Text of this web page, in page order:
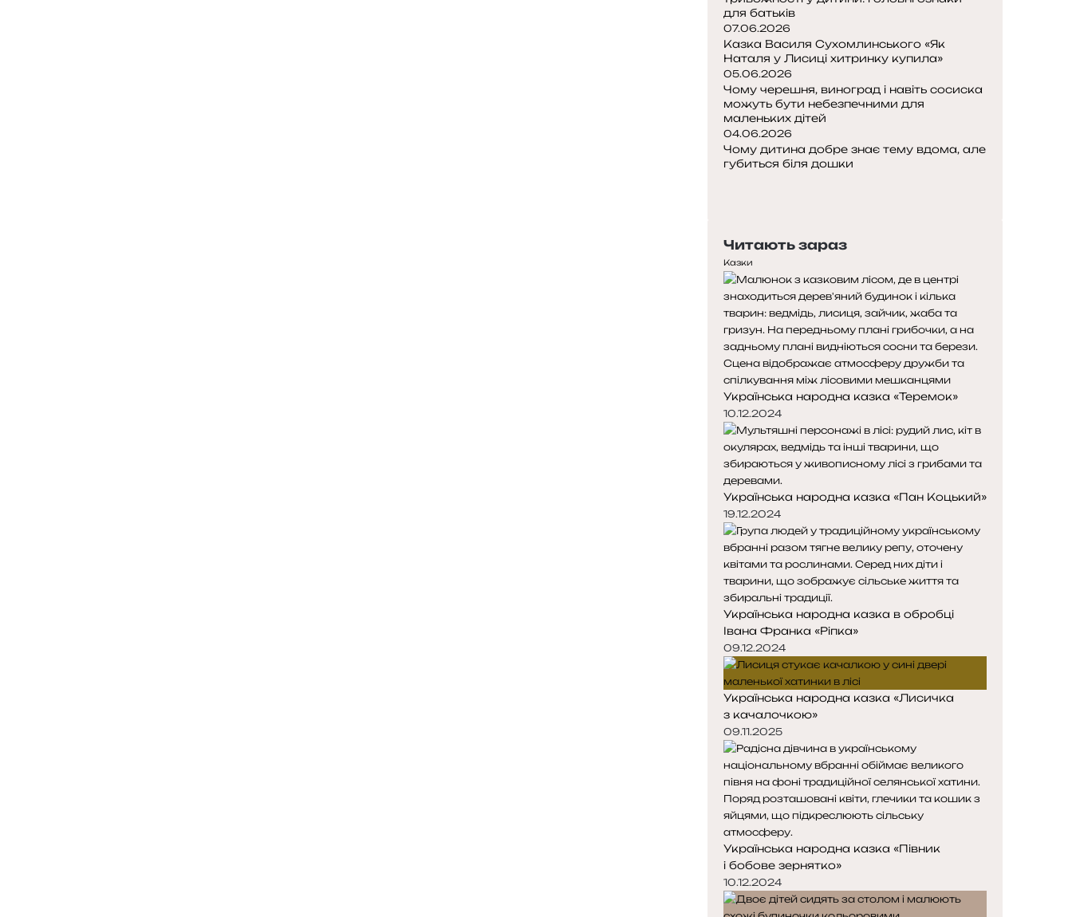
для батьків
07.06.2026
Казка Василя Сухомлинського «Як
Наталя у Лисиці хитринку купила»
05.06.2026
Чому черешня, виноград і навіть сосиска
можуть бути небезпечними для
маленьких дітей
04.06.2026
Чому дитина добре знає тему вдома, але
губиться біля дошки
р
е
д
н
я
с
т
о
р
і
н
к
а
т
у
п
н
а
с
т
о
р
і
н
к
а
Читають зараз
Казки
Українська народна казка «Теремок»
10.12.2024
Українська народна казка «Пан Коцький»
19.12.2024
Українська народна казка в обробці
Івана Франка «Ріпка»
09.12.2024
Українська народна казка «Лисичка
з качалочкою»
09.11.2025
Українська народна казка «Півник
і бобове зернятко»
10.12.2024